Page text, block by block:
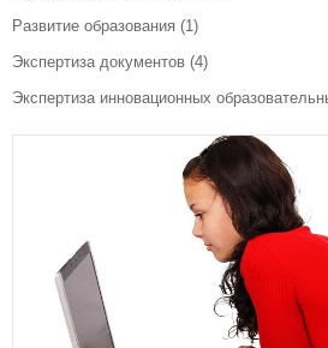
Развитие образования (1)
Экспертиза документов (4)
Экспертиза инновационных